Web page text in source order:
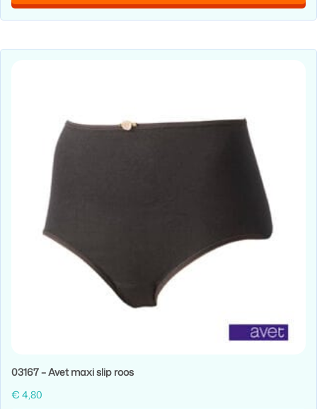
03167 – Avet maxi slip roos
€ 4,80